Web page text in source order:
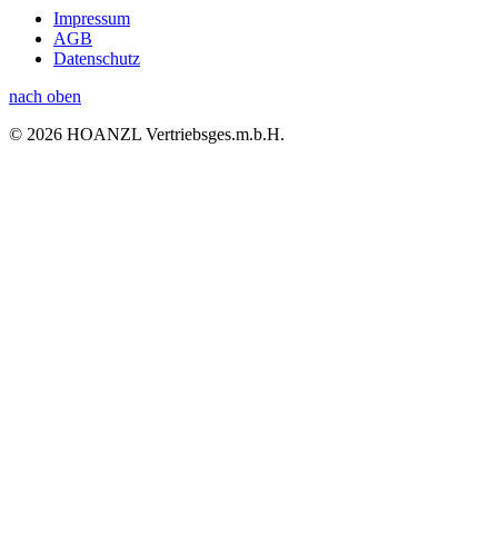
Impressum
AGB
Datenschutz
nach oben
© 2026 HOANZL Vertriebsges.m.b.H.